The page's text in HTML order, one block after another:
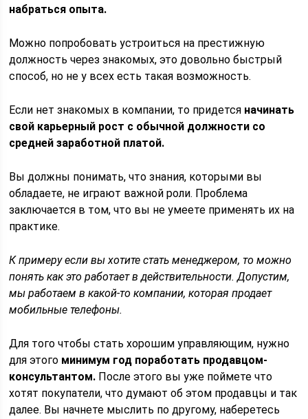
набраться опыта.
Можно попробовать устроиться на престижную
должность через знакомых, это довольно быстрый
способ, но не у всех есть такая возможность.
Если нет знакомых в компании, то придется начинать
свой карьерный рост с обычной должности со
средней заработной платой.
Вы должны понимать, что знания, которыми вы
обладаете, не играют важной роли. Проблема
заключается в том, что вы не умеете применять их на
практике.
К примеру если вы хотите стать менеджером, то можно
понять как это работает в действительности. Допустим,
мы работаем в какой-то компании, которая продает
мобильные телефоны.
Для того чтобы стать хорошим управляющим, нужно
для этого минимум год поработать продавцом-
консультантом. После этого вы уже поймете что
хотят покупатели, что думают об этом продавцы и так
далее. Вы начнете мыслить по другому, наберетесь